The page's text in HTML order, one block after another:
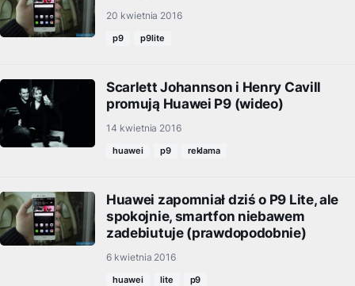
20 kwietnia 2016
p9 p9lite
Scarlett Johannson i Henry Cavill
promują Huawei P9 (wideo)
14 kwietnia 2016
huawei p9 reklama
Huawei zapomniał dziś o P9 Lite, ale
spokojnie, smartfon niebawem
zadebiutuje (prawdopodobnie)
6 kwietnia 2016
huawei lite p9